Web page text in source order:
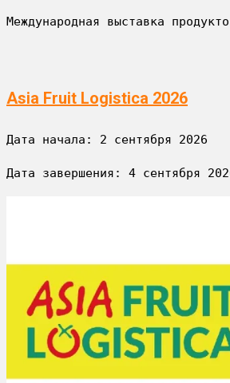
Международная выставка
Asia Fruit Logistica 2026
Дата начала: 2 сентября 2026
Дата завершения: 4 сентября